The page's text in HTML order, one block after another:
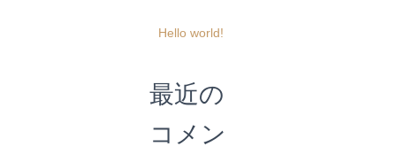
Hello world!
最近の
コメン